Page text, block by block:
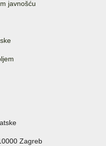
javnošću
Zagreb